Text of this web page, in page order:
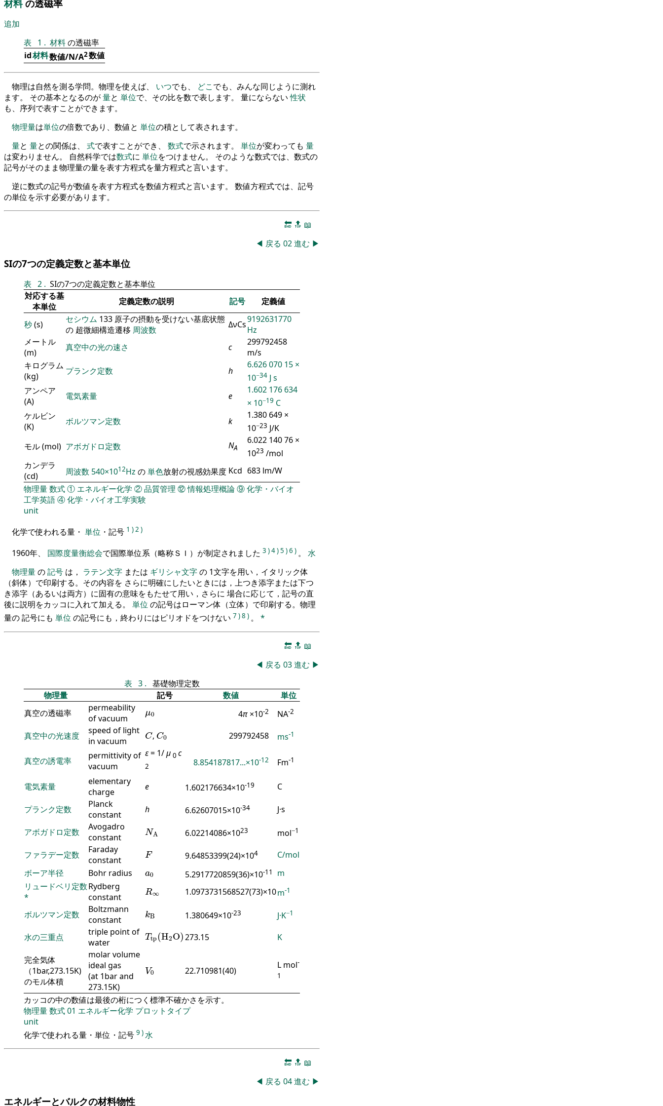
材料の透磁率
追加
表
1 . 材料の透磁率
id材料数値/N/A2数値
物理は自然を測る学問。物理を使えば、 いつでも、 どこでも、みんな同じように測れ
ます。 その基本となるのが量と 単位で、その比を数で表します。 量にならない性状
も、序列で表すことができます。
物理量は単位の倍数であり、数値と 単位の積として表されます。
量と 量との関係は、 式で表すことができ、 数式で示されます。 単位が変わっても 量
は変わりません。 自然科学では数式に 単位をつけません。 そのような数式では、数式の
記号がそのまま物理量の量を表す方程式を量方程式と言います。
逆に数式の記号が数値を表す方程式を数値方程式と言います。 数値方程式では、記号
の単位を示す必要があります。
🔚 🔝 📖
◀ 戻る 02進む ▶
SIの7つの定義定数と基本単位
表 2 . SIの7つの定義定数と基本単位
対応する基
本単位
定義定数の説明 記号 定義値
秒(s) セシウム 133 原子の摂動を受けない基底状態
の 超微細構造遷移 周波数 ΔνCs9192631770
Hz
メートル
(m)
真空中の光の速さ c
299792458
m/s
キログラム
(kg)
プランク定数 h
6.626 070 15 ×
10−34 J s
アンペア
(A)
電気素量 e
1.602 176 634
× 10−19 C
ケルビン
(K)
ボルツマン定数 k
1.380 649 ×
10−23 J/K
モル (mol) アボガドロ定数 NA
6.022 140 76 ×
1023 /mol
カンデラ
(cd)
周波数 540×1012Hz の単色放射の視感効果度 Kcd 683 lm/W
物理量数式① エネルギー化学 ②品質管理 ⑫情報処理概論⑨化学・バイオ
工学英語④化学・バイオ工学実験
unit
化学で使われる量・ 単位 ・記号 1 ) 2 )
1960年、 国際度量衡総会で国際単位系（略称ＳＩ）が制定されました 3 )4)5 )6 ) 。 水
物理量の記号 は， ラテン文字 または ギリシャ文字の 1文字を用い，イタリック体
（斜体）で印刷する。その内容を さらに明確にしたいときには，上つき添字または下つ
き添字（あるいは両方）に固有の意味をもたせて用い，さらに 場合に応じて，記号の直
後に説明をカッコに入れて加える。 単位 の記号はローマン体（立体）で印刷する。物理
量の 記号にも 単位の記号にも，終わりにはピリオドをつけない 7 )8 ) 。 *
🔚 🔝 📖
◀ 戻る 03進む ▶
表 3 . 基礎物理定数
物理量
記号 数値
単位
真空の透磁率
permeability
of vacuum
μ0
μ0 4π ×10-2 NA-2
真空中の光速度
speed of light
in vacuum
C
C, C0
C0 299792458 ms-1
真空の誘電率
permittivity of
vacuum
ε= 1/μ 0 c
2 8.854187817...×10-12 Fm-1
電気素量
elementary
charge
e 1.602176634×10-19 C
プランク定数
Planck
constant
h 6.62607015×10-34 J·s
アボガドロ定数
Avogadro
constant
NA
NA 6.02214086×1023 mol−1
ファラデー定数
Faraday
constant
F
F 9.64853399(24)×104
C/mol
ボーア半径
Bohr radius a0
a0 5.2917720859(36)×10-11
m
リュードベリ定数
*
Rydberg
constant
R∞
R∞ 1.0973731568527(73)×10m-1
ボルツマン定数
Boltzmann
constant
kB
kB 1.380649×10-23 J·K−1
水の三重点
triple point of
water
Ttp(H2O)
Ttp(H 2O)273.15 K
完全気体
（1bar,273.15K)
のモル体積
molar volume
ideal gas
(at 1bar and
273.15K)
V0
V0 22.710981(40)
L mol-
1
カッコの中の数値は最後の桁につく標準不確かさを示す。
物理量数式01 エネルギー化学 プロットタイプ
unit
化学で使われる量・単位・記号 9 )水
🔚 🔝 📖
◀ 戻る 04進む ▶
エネルギーとバルクの材料物性